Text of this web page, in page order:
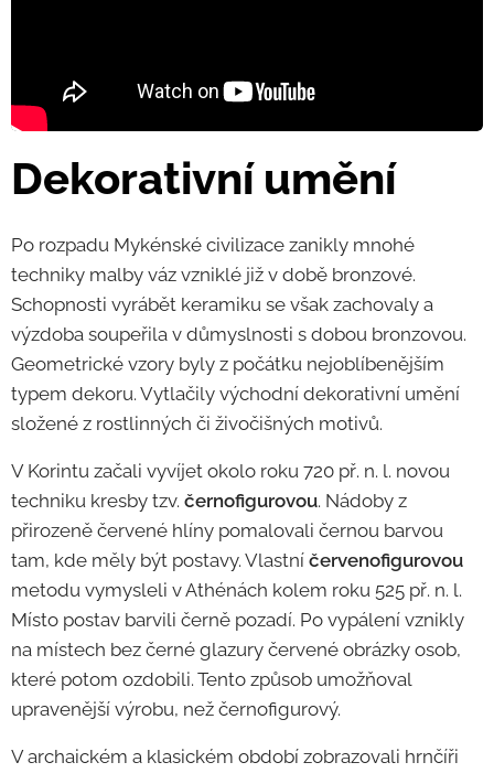
Dekorativní umění
Po rozpadu Mykénské civilizace zanikly mnohé
techniky malby váz vzniklé již v době bronzové.
Schopnosti vyrábět keramiku se však zachovaly a
výzdoba soupeřila v důmyslnosti s dobou bronzovou.
Geometrické vzory byly z počátku nejoblíbenějším
typem dekoru. Vytlačily východní dekorativní umění
složené z rostlinných či živočišných motivů.
V Korintu začali vyvíjet okolo roku 720 př. n. l. novou
techniku kresby tzv. černofigurovou. Nádoby z
přirozeně červené hlíny pomalovali černou barvou
tam, kde měly být postavy. Vlastní červenofigurovou
metodu vymysleli v Athénách kolem roku 525 př. n. l.
Místo postav barvili černě pozadí. Po vypálení vznikly
na místech bez černé glazury červené obrázky osob,
které potom ozdobili. Tento způsob umožňoval
upravenější výrobu, než černofigurový.
V archaickém a klasickém období zobrazovali hrnčíři